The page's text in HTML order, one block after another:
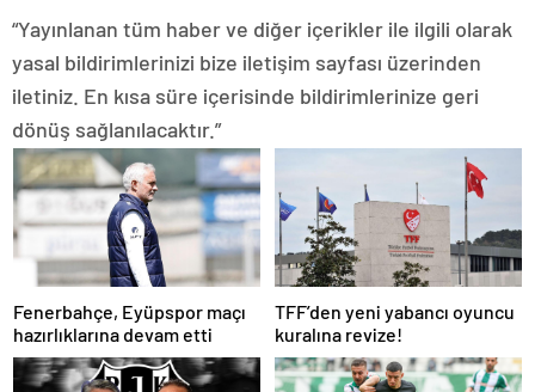
“Yayınlanan tüm haber ve diğer içerikler ile ilgili olarak
yasal bildirimlerinizi bize iletişim sayfası üzerinden
iletiniz. En kısa süre içerisinde bildirimlerinize geri
dönüş sağlanılacaktır.”
Fenerbahçe, Eyüpspor maçı
hazırlıklarına devam etti
TFF’den yeni yabancı oyuncu
kuralına revize!